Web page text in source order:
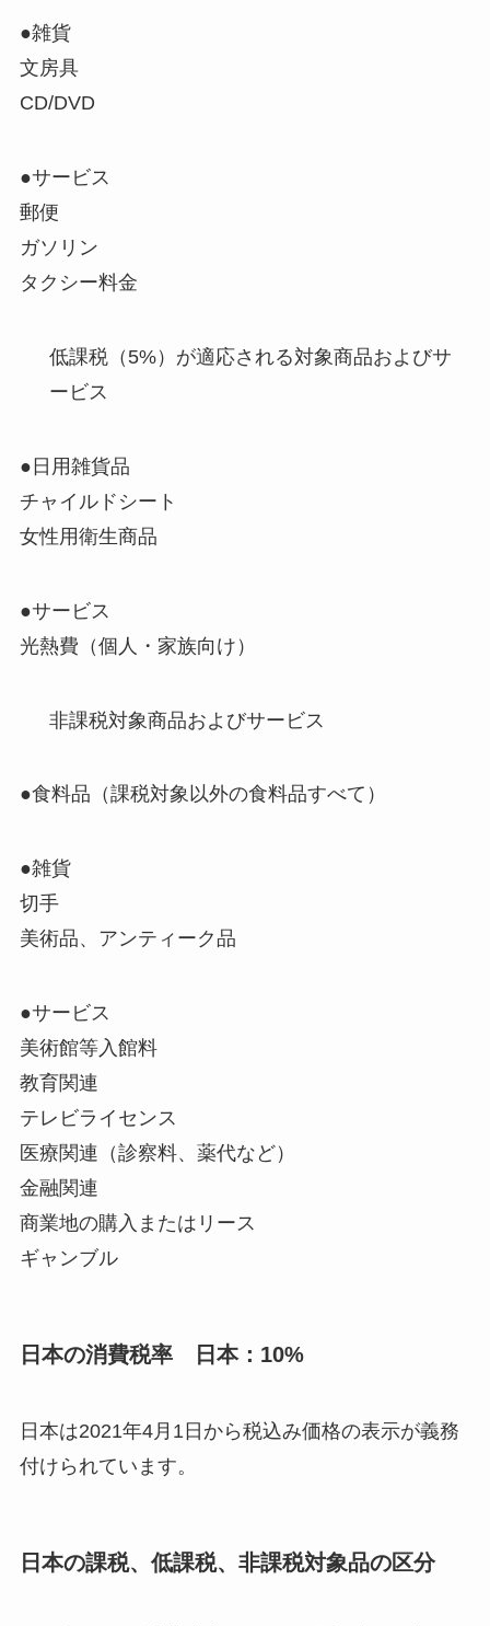
●雑貨
文房具
CD/DVD
●サービス
郵便
ガソリン
タクシー料金
低課税（5%）が適応される対象商品およびサ
ービス
●日用雑貨品
チャイルドシート
女性用衛生商品
●サービス
光熱費（個人・家族向け）
非課税対象商品およびサービス
●食料品（課税対象以外の食料品すべて）
●雑貨
切手
美術品、アンティーク品
●サービス
美術館等入館料
教育関連
テレビライセンス
医療関連（診察料、薬代など）
金融関連
商業地の購入またはリース
ギャンブル
日本の消費税率 日本：10%
日本は2021年4月1日から税込み価格の表示が義務
付けられています。
日本の課税、低課税、非課税対象品の区分